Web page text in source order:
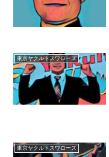
東京ヤクルトスワローズ
東京ヤクルトスワローズ